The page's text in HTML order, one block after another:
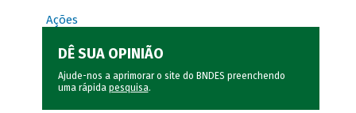
Ações
DÊ SUA OPINIÃO
Ajude-nos a aprimorar o site do BNDES preenchendo
uma rápida pesquisa.